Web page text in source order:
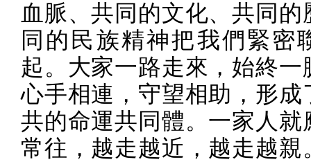
血脈、共同的文化、共同的
同的民族精神把我們緊密
起。大家一路走來，始終一
心手相連，守望相助，形成
共的命運共同體。一家人就
常往，越走越近，越走越親